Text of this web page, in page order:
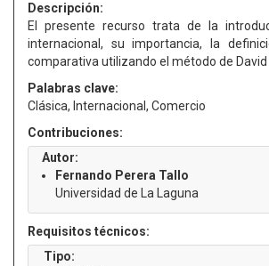
Descripción:
El presente recurso trata de la
internacional, su importancia, la
comparativa utilizando el método de David
Palabras clave:
Clásica, Internacional, Comercio
Contribuciones:
Autor:
Fernando Perera Tallo
Universidad de La Laguna
Requisitos técnicos:
Tipo: